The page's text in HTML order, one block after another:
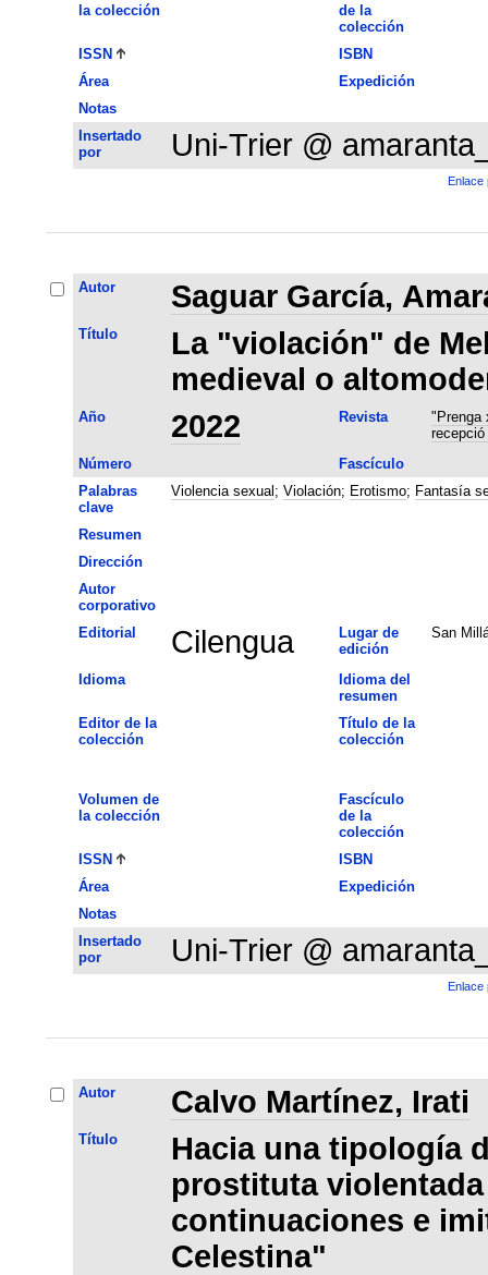
la colección
de la
colección
ISSN
ISBN
Área
Expedición
Notas
Insertado
por
Uni-Trier @
Enlace
Autor Saguar García,
Título
La "violación" de
medieval o
Año 2022 Revista
"Prenga
Número
Fascículo
Palabras
clave
Violencia sexual ; Violación; Erotismo; Fantasía
Resumen
Dirección
Autor
corporativo
Editorial
Cilengua
Lugar de
edición
San
Idioma
Idioma del
resumen
Editor de la
colección
Título de la
colección
Volumen de
la colección
Fascículo
de la
colección
ISSN
ISBN
Área
Expedición
Notas
Insertado
por
Uni-Trier @
Enlace
Autor Calvo Martínez, Irati
Título
Hacia una tipología
prostituta
continuaciones e
Celestina"